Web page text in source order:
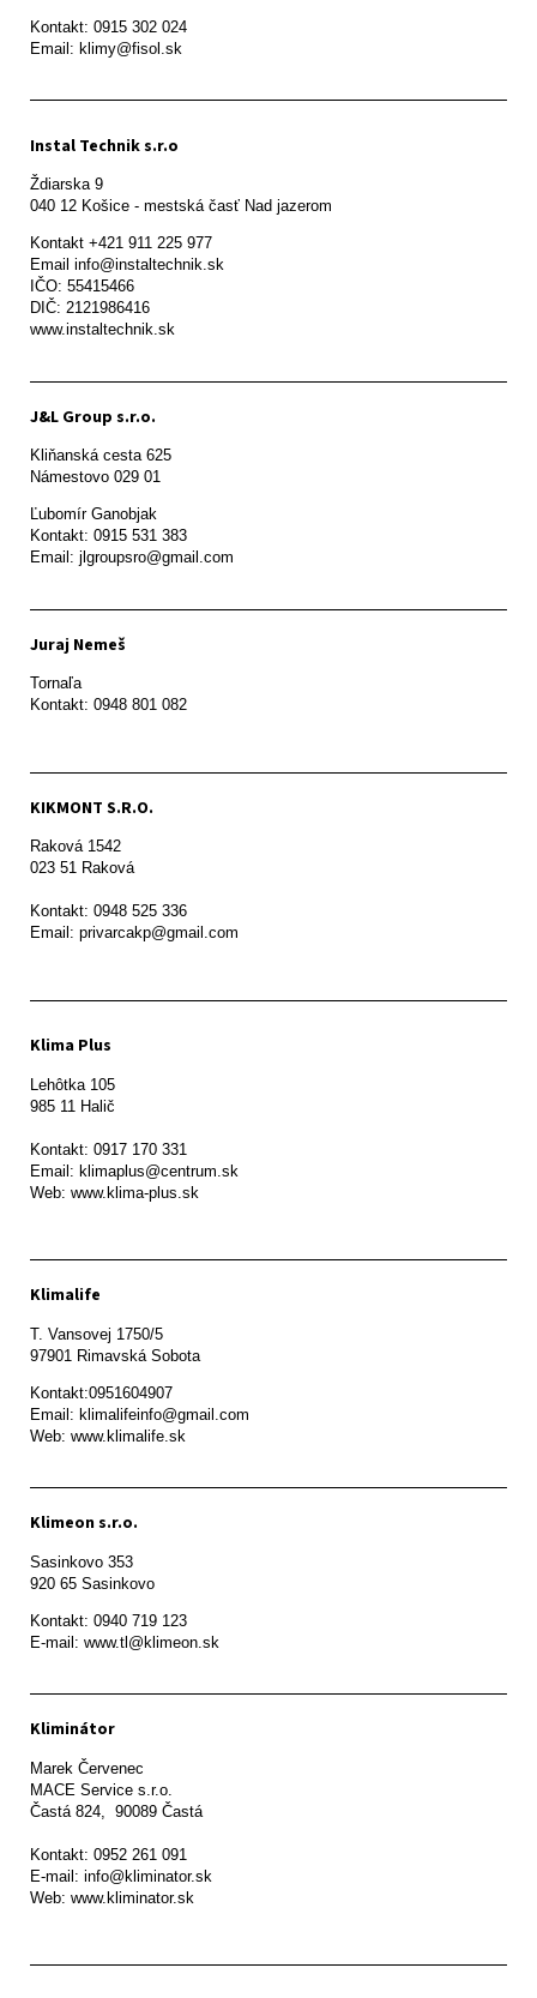
Kontakt: 0915 302 024
Email: klimy@fisol.sk
Instal Technik s.r.o
Ždiarska 9
Kontakt +421 911 225 977
Email info@instaltechnik.sk
IČO: 55415466
DIČ: 2121986416
www.instaltechnik.sk
J&L Group s.r.o.
Kliňanská cesta 625
Námestovo 029 01
Ľubomír Ganobjak
Kontakt: 0915 531 383
Email: jlgroupsro@gmail.com
Juraj Nemeš
Tornaľa
Kontakt: 0948 801 082
KIKMONT S.R.O.
Raková 1542
023 51 Raková
Kontakt: 0948 525 336
Email: privarcakp@gmail.com
Klima Plus
Lehôtka 105
985 11 Halič
Kontakt: 0917 170 331
Email: klimaplus@centrum.sk
Klimalife
T. Vansovej 1750/5
97901 Rimavská Sobota
Kontakt:0951604907
Email: klimalifeinfo@gmail.com
Web: www.klimalife.sk
Klimeon s.r.o.
Sasinkovo 353
920 65 Sasinkovo
Kontakt: 0940 719 123
E-mail: www.tl@klimeon.sk
Kliminátor
Marek Červenec
MACE Service s.r.o.
Častá 824,  90089 Častá
Kontakt: 0952 261 091
E-mail: info@kliminator.sk
Web: www.kliminator.sk